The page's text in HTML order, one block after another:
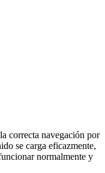
correcta navegación por
se carga eficazmente,
normalmente y